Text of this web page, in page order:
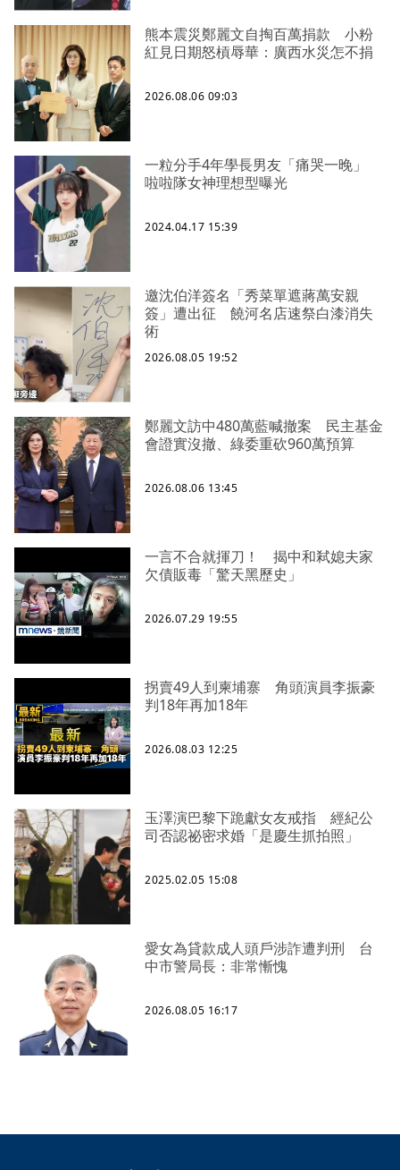
熊本震災鄭麗文自掏百萬捐款 小粉
紅見日期怒槓辱華：廣西水災怎不捐
2026.08.06 09:03
一粒分手4年學長男友「痛哭一晚」
啦啦隊女神理想型曝光
2024.04.17 15:39
邀沈伯洋簽名「秀菜單遮蔣萬安親
簽」遭出征 饒河名店速祭白漆消失
術
2026.08.05 19:52
鄭麗文訪中480萬藍喊撤案 民主基金
會證實沒撤、綠委重砍960萬預算
2026.08.06 13:45
一言不合就揮刀！ 揭中和弒媳夫家
欠債販毒「驚天黑歷史」
2026.07.29 19:55
拐賣49人到柬埔寨 角頭演員李振豪
判18年再加18年
2026.08.03 12:25
玉澤演巴黎下跪獻女友戒指 經紀公
司否認祕密求婚「是慶生抓拍照」
2025.02.05 15:08
愛女為貸款成人頭戶涉詐遭判刑 台
中市警局長：非常慚愧
2026.08.05 16:17